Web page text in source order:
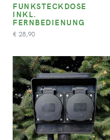
FUNKSTECKDOSE
INKL.
FERNBEDIENUNG
€ 28,90